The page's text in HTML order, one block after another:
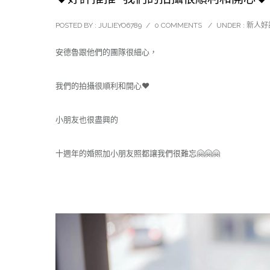
POSTED BY : JULIEYO6789 / 0 COMMENTS / UNDER : 新人好
安德魯跟他們的團隊很細心，
我們的拍攝很順利和開心❤️
小朋友也很盡興的
十週年的婚照加小朋友照都讓我們很難忘🤗🤗🤗